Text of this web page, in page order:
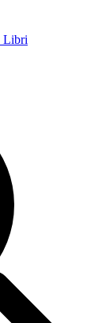
Libri